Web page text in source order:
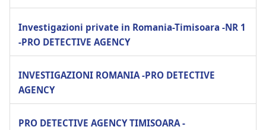
Investigazioni private in Romania-Timisoara -NR 1
-PRO DETECTIVE AGENCY
INVESTIGAZIONI ROMANIA -PRO DETECTIVE
AGENCY
PRO DETECTIVE AGENCY TIMISOARA -